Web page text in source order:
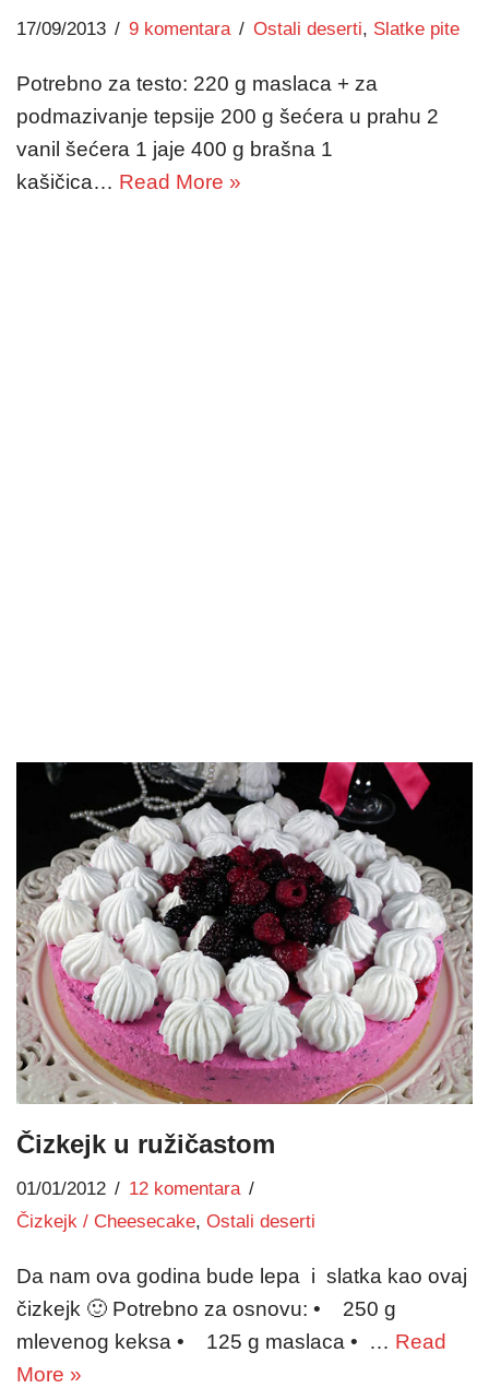
17/09/2013 9 komentara Ostali deserti, Slatke pite
Potrebno za testo: 220 g maslaca + za
podmazivanje tepsije 200 g šećera u prahu 2
vanil šećera 1 jaje 400 g brašna 1
kašičica… Read More »
Čizkejk u ružičastom
01/01/2012
12 komentara
Čizkejk / Cheesecake, Ostali deserti
Da nam ova godina bude lepa i slatka kao ovaj
čizkejk 🙂 Potrebno za osnovu: • 250 g
mlevenog keksa • 125 g maslaca • … Read
More »